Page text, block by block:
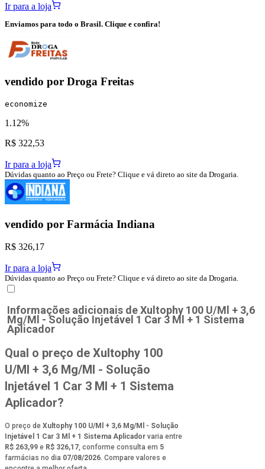
Ir para a loja
Enviamos para todo o Brasil. Clique e confira!
vendido por Droga Freitas
economize
1.12%
R$ 322,53
Ir para a loja
Dúvidas quanto ao Preço ou Frete? Clique e vá direto ao site da Drogaria.
vendido por Farmácia Indiana
R$ 326,17
Ir para a loja
Dúvidas quanto ao Preço ou Frete? Clique e vá direto ao site da Drogaria.
Informações adicionais deXultophy 100 U/Ml + 3,6
Mg/Ml - Solução Injetável 1 Car 3 Ml + 1 Sistema
Aplicador
Qual o preço de Xultophy 100
U/Ml + 3,6 Mg/Ml - Solução
Injetável 1 Car 3 Ml + 1 Sistema
Aplicador?
O preço de Xultophy 100 U/Ml + 3,6 Mg/Ml - Solução
Injetável 1 Car 3 Ml + 1 Sistema Aplicador varia entre
R$ 263,99 e R$ 326,17, conforme consulta em 5
farmácias no dia 07/08/2026. Compare valores e